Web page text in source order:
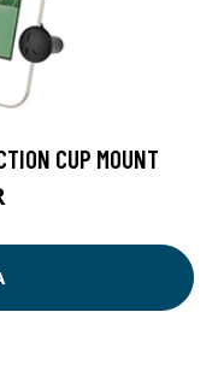
CUP MOUNT